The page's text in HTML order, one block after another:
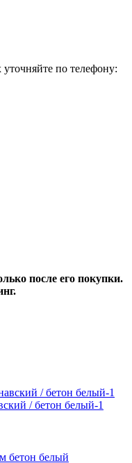
по телефону:
после его покупки.
/ бетон белый-1